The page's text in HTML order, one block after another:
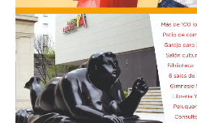
circuitos”, a cargo de María
taller práctico de arte, ciencia
finalizar cada participante se
terminada. Es una actividad
materiales) destinada a niños